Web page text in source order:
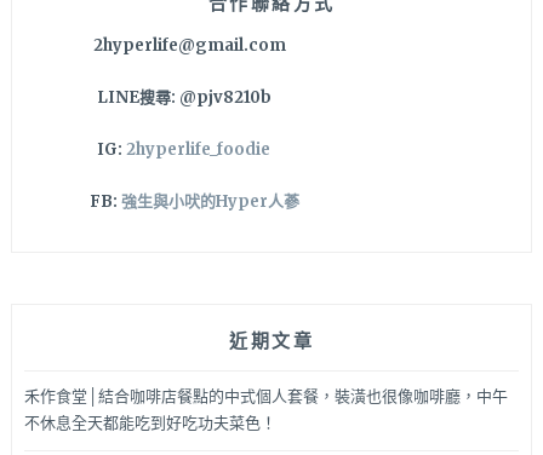
2hyperlife@gmail.com
LINE搜尋: @pjv8210b
IG: 2hyperlife_foodie
FB: 強生與小吠的Hyper人蔘
近期文章
禾作食堂│結合咖啡店餐點的中式個人套餐，裝潢也很像咖啡廳，中午
不休息全天都能吃到好吃功夫菜色！